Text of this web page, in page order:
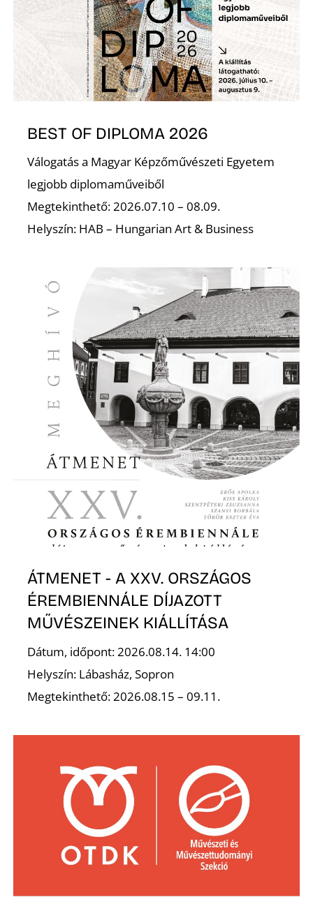
BEST OF DIPLOMA 2026
Válogatás a Magyar Képzőművészeti Egyetem
legjobb diplomaműveiből
Megtekinthető: 2026.07.10 – 08.09.
Helyszín: HAB – Hungarian Art & Business
ÁTMENET - A XXV. ORSZÁGOS
ÉREMBIENNÁLE DÍJAZOTT
MŰVÉSZEINEK KIÁLLÍTÁSA
Dátum, időpont: 2026.08.14. 14:00
Helyszín: Lábasház, Sopron
Megtekinthető: 2026.08.15 – 09.11.